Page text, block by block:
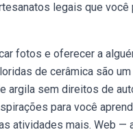
legais que
fotos e oferecer a
de cerâmica são
argila sem direitos de
para você
atividades mais. Web —